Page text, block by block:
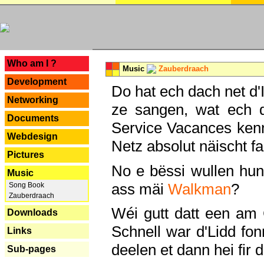
Who am I ?
Development
Networking
Documents
Webdesign
Pictures
Music
Song Book
Zauberdraach
Downloads
Links
Sub-pages
Music Zauberdraach
Do hat ech dach net
ze sangen, wat ech
Service Vacances
Netz absolut näischt
No e bëssi wullen
ass mäi Walkman?
Wéi gutt datt een am
Schnell war d'Lidd
deelen et dann hei fir